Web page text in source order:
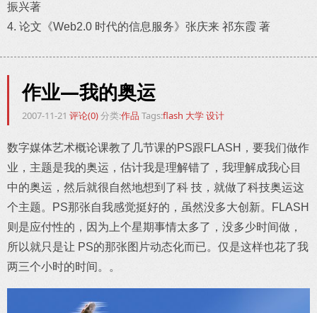
振兴著
4. 论文《Web2.0 时代的信息服务》张庆来 祁东霞 著
作业—我的奥运
2007-11-21 评论(0)分类:作品 Tags:flash 大学设计
数字媒体艺术概论课教了几节课的PS跟FLASH，要我们做作
业，主题是我的奥运，估计我是理解错了，我理解成我心目
中的奥运，然后就很自然地想到了科 技，就做了科技奥运这
个主题。PS那张自我感觉挺好的，虽然没多大创新。FLASH
则是应付性的，因为上个星期事情太多了，没多少时间做，
所以就只是让 PS的那张图片动态化而已。仅是这样也花了我
两三个小时的时间。。